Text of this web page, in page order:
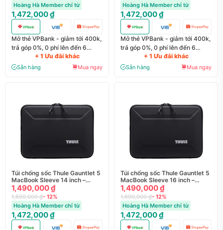
Hoàng Hà Member chỉ từ
1,472,000 ₫
Mở thẻ VPBank - giảm tới 400k,
trả góp 0%, 0 phí lên đến 6
+ 1 Ưu đãi khác
Sẵn hàng Mua ngay
Hoàng Hà Member chỉ từ
1,472,000 ₫
Mở thẻ VPBank - giảm tới 400k,
trả góp 0%, 0 phí lên đến 6
+ 1 Ưu đãi khác
Sẵn hàng Mua ngay
Túi chống sốc Thule Gauntlet 5
MacBook Sleeve 14 inch –
TGSE255
1,490,000 ₫
1,690,000 ₫- 12%
Hoàng Hà Member chỉ từ
1,472,000 ₫
Túi chống sốc Thule Gauntlet 5
MacBook Sleeve 16 inch –
TGSE255
1,490,000 ₫
1,690,000 ₫- 12%
Hoàng Hà Member chỉ từ
1,472,000 ₫